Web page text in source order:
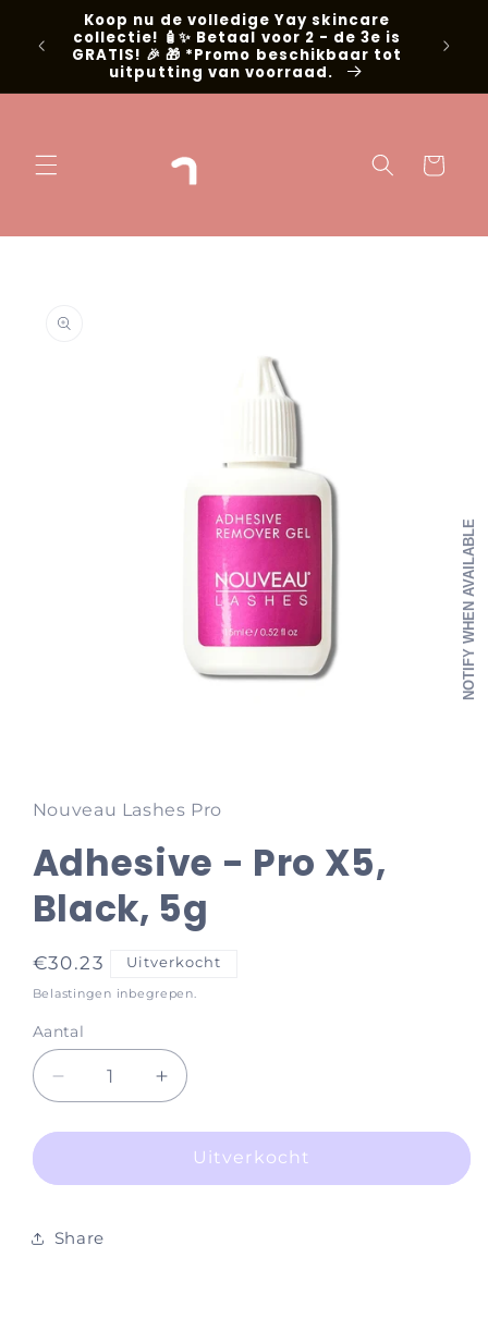
Meteen naar
de content
Koop nu de volledige Yay skincare
collectie! 🧴✨ Betaal voor 2 - de 3e is
GRATIS! 🎉 🎁 *Promo beschikbaar tot
uitputting van voorraad.
in
modaal
Nouveau Lashes Pro
Adhesive - Pro X5,
Black, 5g
Normale
prijs
€30.23 Uitverkocht
Belastingen inbegrepen.
Aantal
Aantal
verlagen
voor
-
X5,
Aantal
verhogen
voor
Adhesive
-
Uitverkocht
Share
NOTIFY WHEN AVAILABLE